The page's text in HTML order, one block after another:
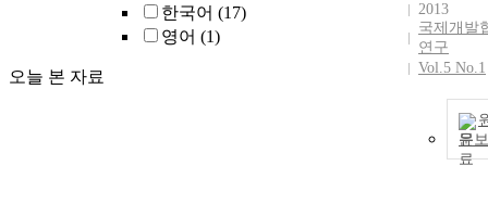
한국어 (17)
영어 (1)
오늘 본 자료
2013
국제개발
연구
Vol.5 No.1
문